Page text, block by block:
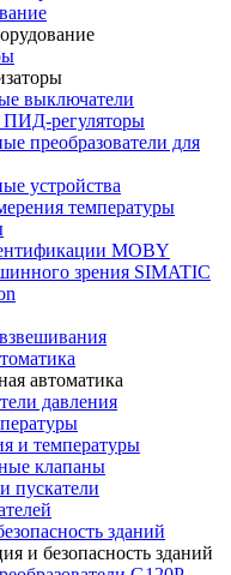
выключатели
регуляторы
преобразователи для
устройства
температуры
MOBY
зрения SIMATIC
автоматика
давления
и температуры
клапаны
пускатели
зданий
и безопасность зданий